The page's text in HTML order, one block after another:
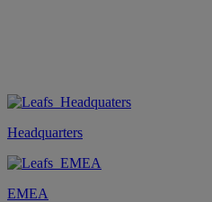
Headquarters
EMEA